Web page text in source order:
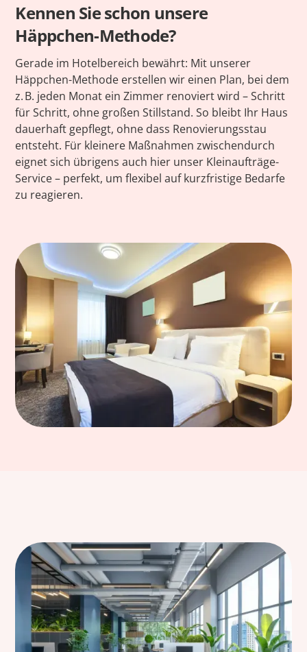
Kennen Sie schon unsere
Häppchen-Methode?
Gerade im Hotelbereich bewährt: Mit unserer
Häppchen-Methode erstellen wir einen Plan, bei dem
z. B. jeden Monat ein Zimmer renoviert wird – Schritt
für Schritt, ohne großen Stillstand. So bleibt Ihr Haus
dauerhaft gepflegt, ohne dass Renovierungsstau
entsteht. Für kleinere Maßnahmen zwischendurch
eignet sich übrigens auch hier unser Kleinaufträge-
Service – perfekt, um flexibel auf kurzfristige Bedarfe
zu reagieren.